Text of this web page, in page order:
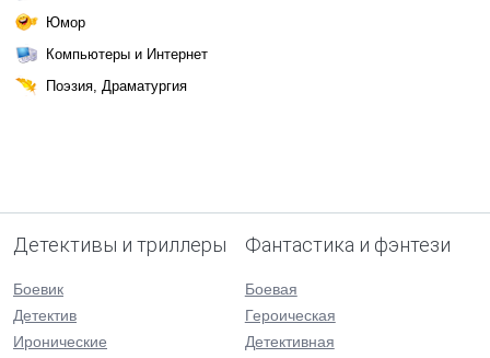
Юмор
Компьютеры и Интернет
Поэзия, Драматургия
Детективы и триллеры
Боевик
Детектив
Иронические
Фантастика и фэнтези
Боевая
Героическая
Детективная